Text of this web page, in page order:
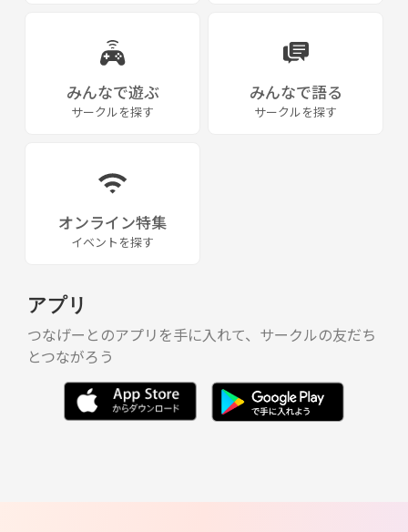
みんなで遊ぶ
サークルを探す
みんなで語る
サークルを探す
オンライン特集
イベントを探す
アプリ
つなげーとのアプリを手に入れて、サークルの友だち
とつながろう